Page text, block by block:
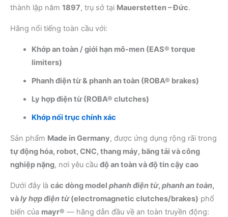
thành lập năm 1897, trụ sở tại Mauerstetten – Đức.
Hãng nổi tiếng toàn cầu với:
Khớp an toàn / giới hạn mô-men (EAS® torque
limiters)
Phanh điện từ & phanh an toàn (ROBA® brakes)
Ly hợp điện từ (ROBA® clutches)
Khớp nối trục chính xác
Sản phẩm Made in Germany, được ứng dụng rộng rãi trong
tự động hóa, robot, CNC, thang máy, băng tải và công
nghiệp nặng, nơi yêu cầu độ an toàn và độ tin cậy cao
Dưới đây là các dòng model phanh điện từ, phanh an toàn,
vàly hợp điện từ(electromagnetic clutches/brakes) phổ
biến của mayr® — hãng dẫn đầu về an toàn truyền động: